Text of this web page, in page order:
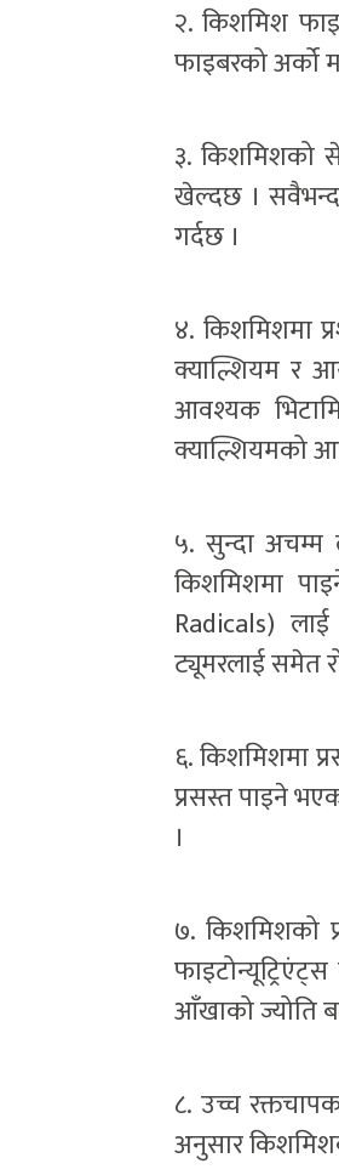
२. किशमिश
फाइबरको अर्को
३. किशमिशको
खेल्दछ ।
गर्दछ ।
४. किशमिशमा
क्याल्शियम र
आवश्यक
क्याल्शियमको
५. सुन्दा अचम्म
किशमिशमा
Radicals)
ट्यूमरलाई समेत
६. किशमिशमा
प्रसस्त पाइने
।
७. किशमिशको
आँखाको ज्योति
८. उच्च
अनुसार